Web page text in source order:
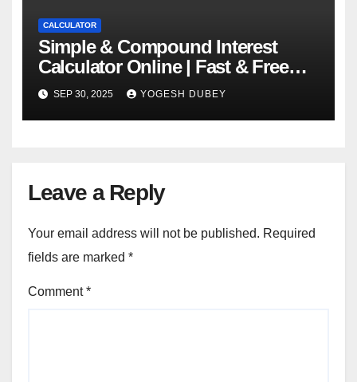
CALCULATOR
Simple & Compound Interest
Calculator Online | Fast & Free
Tool
SEP 30, 2025 YOGESH DUBEY
Leave a Reply
Your email address will not be published. Required
fields are marked *
Comment*